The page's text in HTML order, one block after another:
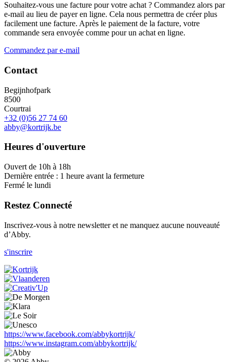
Souhaitez-vous une facture pour votre achat ? Commandez alors par
e-mail au lieu de payer en ligne. Cela nous permettra de créer plus
facilement une facture. Après le paiement de la facture, votre
commande sera envoyée comme pour un achat en ligne.
Commandez par e-mail
Contact
Begijnhofpark
8500
Courtrai
+32 (0)56 27 74 60
abby@kortrijk.be
Heures d'ouverture
Ouvert de 10h à 18h
Dernière entrée : 1 heure avant la fermeture
Fermé le lundi
Restez Connecté
Inscrivez-vous à notre newsletter et ne manquez aucune nouveauté
d’Abby.
s'inscrire
https://www.facebook.com/abbykortrijk/
https://www.instagram.com/abbykortrijk/